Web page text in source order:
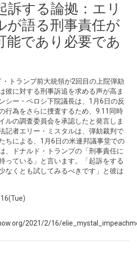
訴する論拠：エリ
が語る刑事責任が
能であり必要であ
トランプ前大統領が2回目の上院弾劾
彼に対する刑事訴追を求める声が高ま
シー・ペロシ下院議長は、1月6日の反
行為をさらに捜査するため、9.11同時
ルの調査委員会を承認したと発言しま
記者エリー・ミスタルは、弾劾裁判で
ちによる、1月6日の米連邦議事堂での
、ドナルド・トランプの「刑事責任に
っている」と言います。「起訴をする
なくとも試してみるべきです」と彼は
2021/2/16/